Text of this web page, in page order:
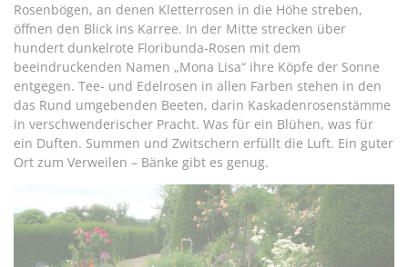
Rosenbögen, an denen Kletterrosen in die Höhe streben,
öffnen den Blick ins Karree. In der Mitte strecken über
hundert dunkelrote Floribunda-Rosen mit dem
beeindruckenden Namen „Mona Lisa“ ihre Köpfe der Sonne
entgegen. Tee- und Edelrosen in allen Farben stehen in den
das Rund umgebenden Beeten, darin Kaskadenrosenstämme
in verschwenderischer Pracht. Was für ein Blühen, was für
ein Duften. Summen und Zwitschern erfüllt die Luft. Ein guter
Ort zum Verweilen – Bänke gibt es genug.